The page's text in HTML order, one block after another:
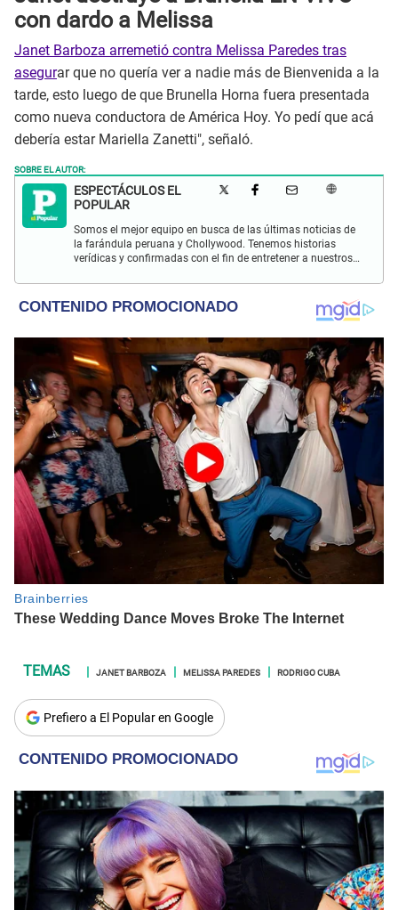
con dardo a Melissa
Janet Barboza arremetió contra Melissa Paredes tras
asegurar que no quería ver a nadie más de Bienvenida a la
tarde, esto luego de que Brunella Horna fuera presentada
como nueva conductora de América Hoy. Yo pedí que acá
debería estar Mariella Zanetti", señaló.
SOBRE EL AUTOR:
ESPECTÁCULOS EL
POPULAR
Somos el mejor equipo en busca de las últimas noticias de
la farándula peruana y Chollywood. Tenemos historias
verídicas y confirmadas con el fin de entretener a nuestros
JANET BARBOZA MELISSA PAREDES RODRIGO CUBA
Prefiero a El Popular en Google